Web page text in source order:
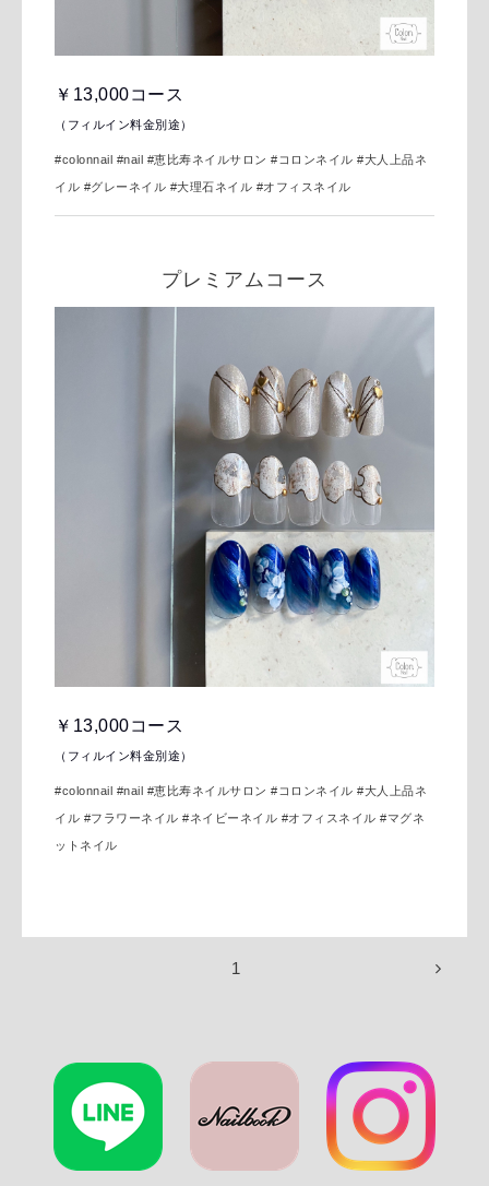
￥13,000コース
（フィルイン料金別途）
#colonnail #nail #恵比寿ネイルサロン #コロンネイル #大人上品ネ
イル #グレーネイル #大理石ネイル #オフィスネイル
プレミアムコース
￥13,000コース
（フィルイン料金別途）
#colonnail #nail #恵比寿ネイルサロン #コロンネイル #大人上品ネ
イル #フラワーネイル #ネイビーネイル #オフィスネイル #マグネ
ットネイル
1